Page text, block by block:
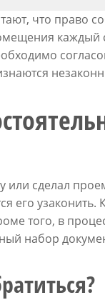
что право
каждый
или сделал
узаконить.
того, в
набор